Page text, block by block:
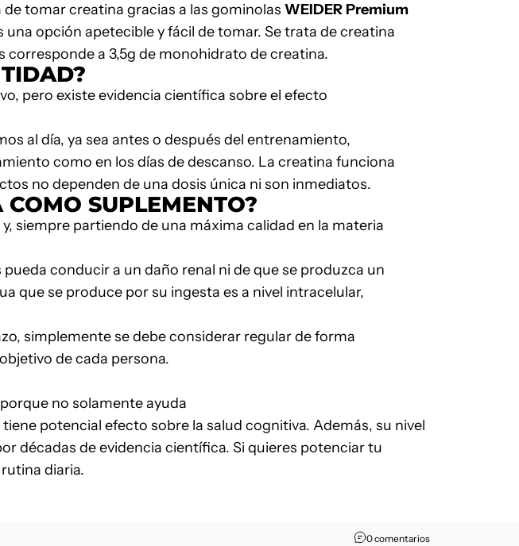
tomar creatina gracias a las gominolas WEIDERPremium
una opción apetecible y fácil de tomar. Se trata de creatina
corresponde a 3,5g de monohidrato de creatina.
pero existe evidencia científica sobre el efecto
al día, ya sea antes o después del entrenamiento,
como en los días de descanso. La creatina funciona
no dependen de una dosis única ni son inmediatos.
COMO SUPLEMENTO?
y, siempre partiendo de una máxima calidad en la materia
conducir a un daño renal ni de que se produzca un
que se produce por su ingesta es a nivel intracelular,
simplemente se debe considerar regular de forma
de cada persona.
no solamente ayuda
potencial efecto sobre la salud cognitiva. Además, su nivel
décadas de evidencia científica. Si quieres potenciar tu
diaria.
0 comentarios